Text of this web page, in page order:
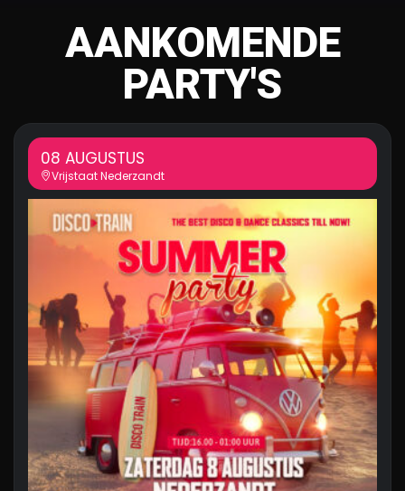
AANKOMENDE
PARTY'S
08 AUGUSTUS
Vrijstaat Nederzandt